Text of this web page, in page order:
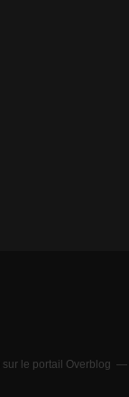
sur le portail Overblog